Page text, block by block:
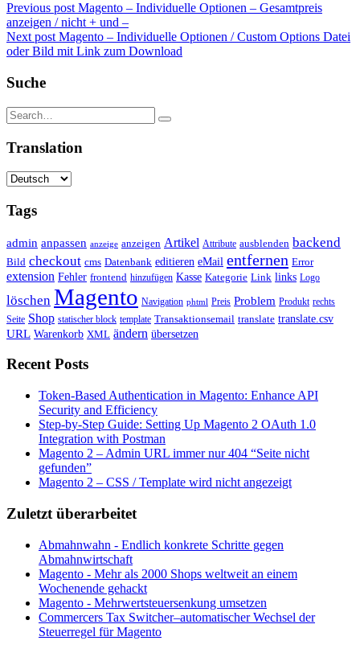
Previous post Magento – Individuelle Optionen – Gesamtpreis
anzeigen / nicht + und –
Next post Magento – Individuelle Optionen / Custom Options Datei
oder Bild mit Link zum Download
Suche
Translation
Tags
admin anpassen anzeige anzeigen Artikel Attribute ausblenden backend
Bild checkout cms Datenbank editieren eMail entfernen Error
extension Fehler frontend hinzufügen Kasse Kategorie Link links Logo
löschen Magento Navigation phtml Preis Problem Produkt rechts
Seite Shop statischer block template Transaktionsemail translate translate.csv
URL Warenkorb XML ändern übersetzen
Recent Posts
Token-Based Authentication in Magento: Enhance API
Security and Efficiency
Step-by-Step Guide: Setting Up Magento 2 OAuth 1.0
Integration with Postman
Magento 2 – Admin URL immer nur 404 “Seite nicht
gefunden”
Magento 2 – CSS / Template wird nicht angezeigt
Zuletzt überarbeitet
Abmahnwahn - Endlich konkrete Schritte gegen
Abmahnwirtschaft
Magento - Mehr als 2000 Shops weltweit an einem
Wochenende gehackt
Magento - Mehrwertsteuersenkung umsetzen
Commercers Tax Switcher–automatischer Wechsel der
Steuerregel für Magento